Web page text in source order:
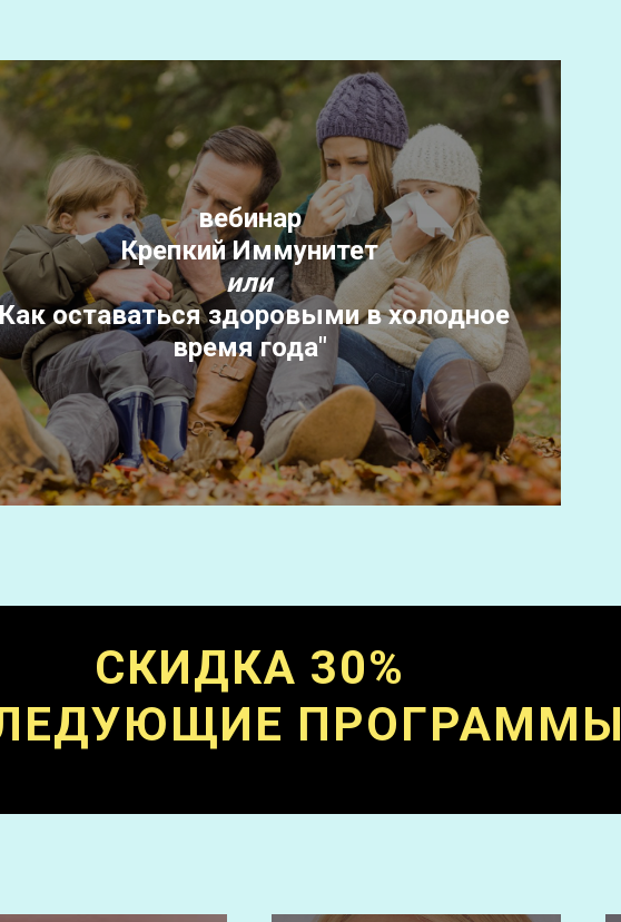
вебинар
Крепкий Иммунитет
или
оставаться здоровыми в холодное
время года"
Подробнее
СКИДКА 30%
ПРОГРАММЫ